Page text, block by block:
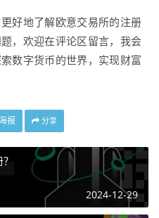
好地了解欧意交易所的注册
，欢迎在评论区留言，我会
数字货币的世界，实现财富
报 分享
2024-12-29